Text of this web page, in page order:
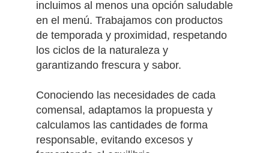
incluimos al menos una opción saludable
en el menú. Trabajamos con productos
de temporada y proximidad, respetando
los ciclos de la naturaleza y
garantizando frescura y sabor.
Conociendo las necesidades de cada
comensal, adaptamos la propuesta y
calculamos las cantidades de forma
responsable, evitando excesos y